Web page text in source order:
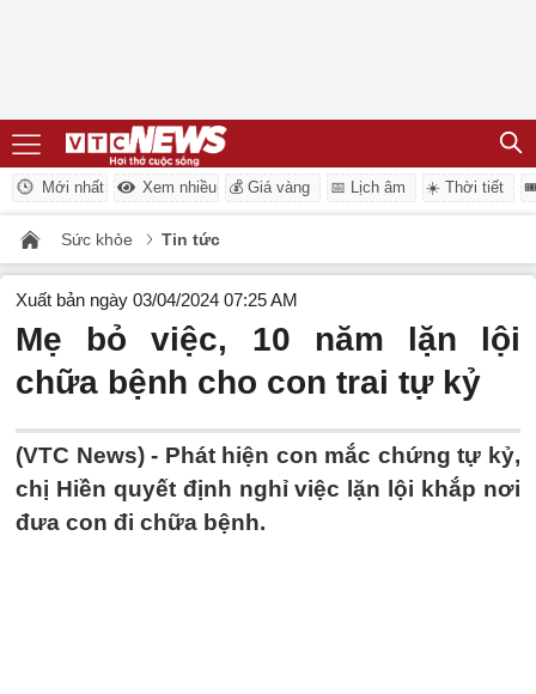
Mới nhất Xem nhiều 💰 Giá vàng 📅 Lịch âm ☀️ Thời tiết
Sức khỏe Tin tức
Xuất bản ngày 03/04/2024 07:25 AM
Mẹ bỏ việc, 10 năm lặn lội
chữa bệnh cho con trai tự kỷ
(VTC News) - Phát hiện con mắc chứng tự kỷ,
chị Hiền quyết định nghỉ việc lặn lội khắp nơi
đưa con đi chữa bệnh.